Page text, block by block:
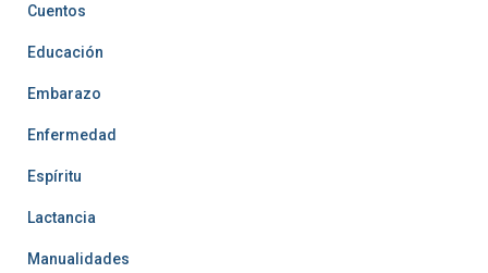
Cuentos
Educación
Embarazo
Enfermedad
Espíritu
Lactancia
Manualidades